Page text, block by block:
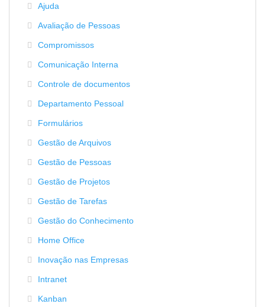
Ajuda
Avaliação de Pessoas
Compromissos
Comunicação Interna
Controle de documentos
Departamento Pessoal
Formulários
Gestão de Arquivos
Gestão de Pessoas
Gestão de Projetos
Gestão de Tarefas
Gestão do Conhecimento
Home Office
Inovação nas Empresas
Intranet
Kanban